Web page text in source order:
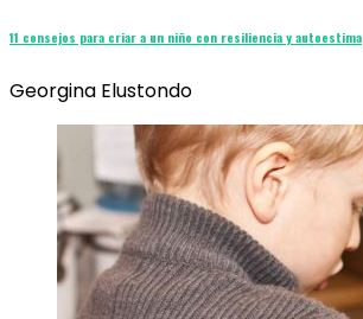
11 consejos para criar a un niño con resiliencia y autoestima
Georgina Elustondo